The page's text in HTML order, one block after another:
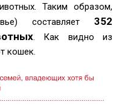
Таким образом,
составляет 352
. Как видно из
кошек.